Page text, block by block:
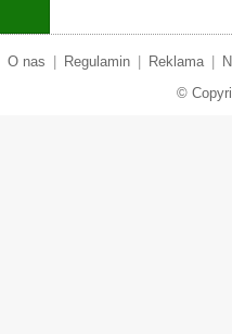
O nas Regulamin Reklama
©